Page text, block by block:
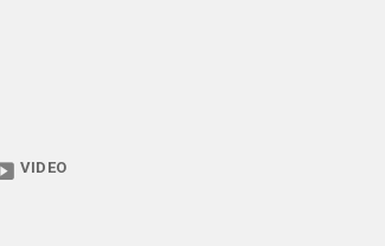
VIDEO